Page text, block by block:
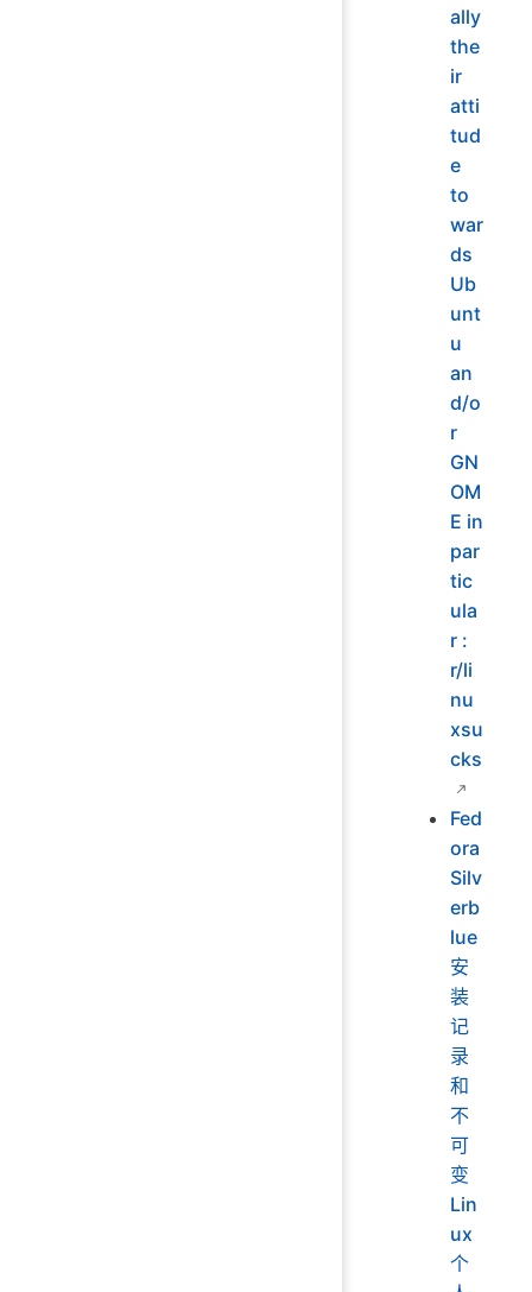
ally
the
ir
atti
tud
e
to
war
ds
Ub
unt
u
an
d/o
r
GN
OM
E in
par
tic
ula
r :
r/li
nu
xsu
cks
Fed
ora
Silv
erb
lue
安
装
记
录
和
不
可
变
Lin
ux
个